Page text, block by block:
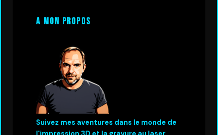
A mon propos
Suivez mes aventures dans le monde de